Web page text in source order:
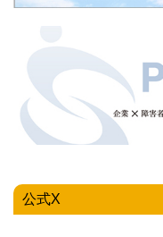
公式X